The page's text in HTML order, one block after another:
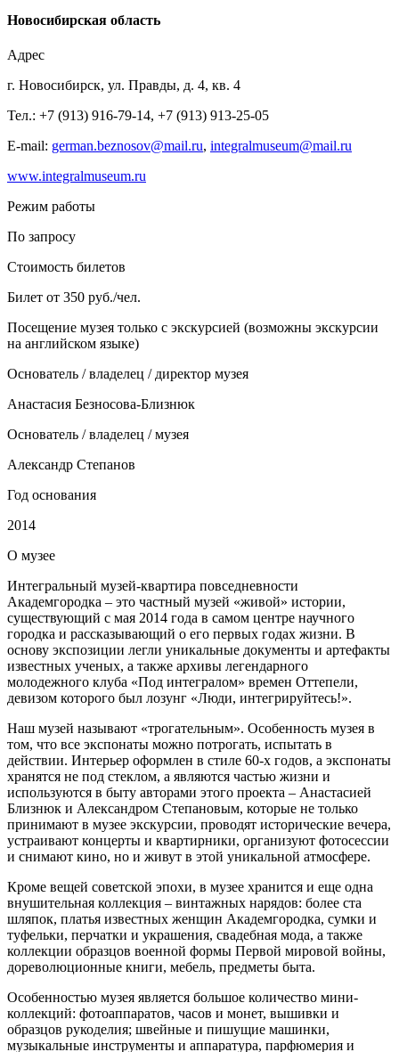
Новосибирская область
Адрес
г. Новосибирск, ул. Правды, д. 4, кв. 4
Тел.: +7 (913) 916-79-14, +7 (913) 913-25-05
E-mail: german.beznosov@mail.ru, integralmuseum@mail.ru
www.integralmuseum.ru
Режим работы
По запросу
Стоимость билетов
Билет от 350 руб./чел.
Посещение музея только с экскурсией (возможны экскурсии
на английском языке)
Основатель / владелец / директор музея
Анастасия Безносова-Близнюк
Основатель / владелец / музея
Александр Степанов
Год основания
2014
О музее
Интегральный музей-квартира повседневности
Академгородка – это частный музей «живой» истории,
существующий с мая 2014 года в самом центре научного
городка и рассказывающий о его первых годах жизни. В
основу экспозиции легли уникальные документы и артефакты
известных ученых, а также архивы легендарного
молодежного клуба «Под интегралом» времен Оттепели,
девизом которого был лозунг «Люди, интегрируйтесь!».
Наш музей называют «трогательным». Особенность музея в
том, что все экспонаты можно потрогать, испытать в
действии. Интерьер оформлен в стиле 60-х годов, а экспонаты
хранятся не под стеклом, а являются частью жизни и
используются в быту авторами этого проекта – Анастасией
Близнюк и Александром Степановым, которые не только
принимают в музее экскурсии, проводят исторические вечера,
устраивают концерты и квартирники, организуют фотосессии
и снимают кино, но и живут в этой уникальной атмосфере.
Кроме вещей советской эпохи, в музее хранится и еще одна
внушительная коллекция – винтажных нарядов: более ста
шляпок, платья известных женщин Академгородка, сумки и
туфельки, перчатки и украшения, свадебная мода, а также
коллекции образцов военной формы Первой мировой войны,
дореволюционные книги, мебель, предметы быта.
Особенностью музея является большое количество мини-
коллекций: фотоаппаратов, часов и монет, вышивки и
образцов рукоделия; швейные и пишущие машинки,
музыкальные инструменты и аппаратура, парфюмерия и